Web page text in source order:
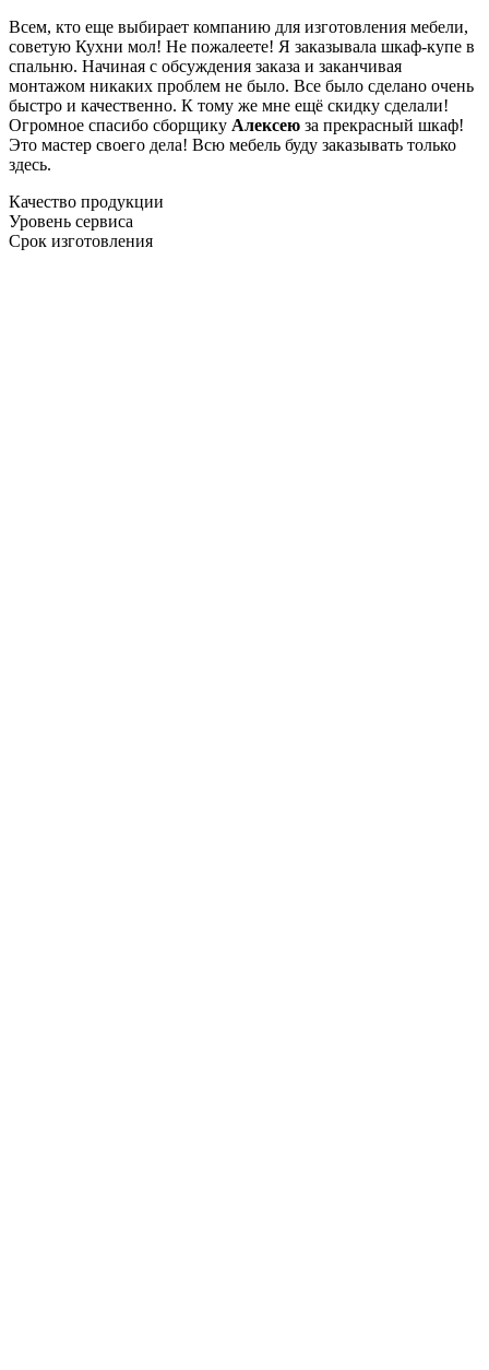
Всем, кто еще выбирает компанию для изготовления мебели,
советую Кухни мол! Не пожалеете! Я заказывала шкаф-купе в
спальню. Начиная с обсуждения заказа и заканчивая
монтажом никаких проблем не было. Все было сделано очень
быстро и качественно. К тому же мне ещё скидку сделали!
Огромное спасибо сборщику Алексею за прекрасный шкаф!
Это мастер своего дела! Всю мебель буду заказывать только
здесь.
Качество продукции
Уровень сервиса
Срок изготовления